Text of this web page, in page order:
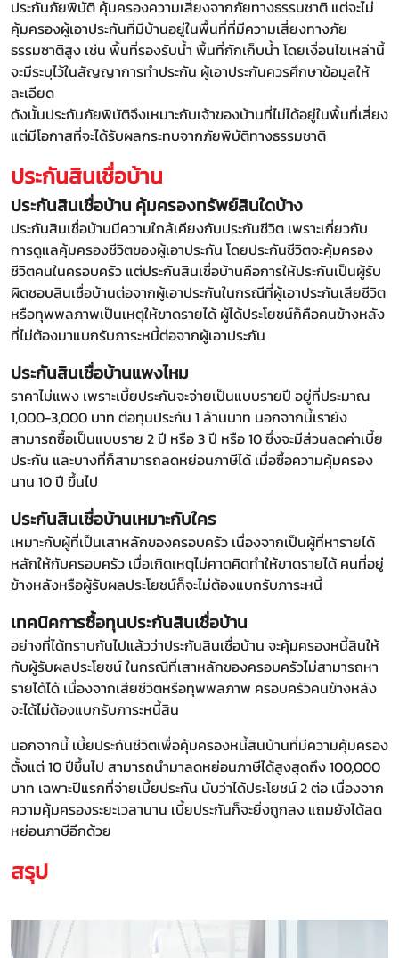
ประกันภัยพิบัติ คุ้มครองความเสี่ยงจากภัยทางธรรมชาติ แต่จะไม่
คุ้มครองผู้เอาประกันที่มีบ้านอยู่ในพื้นที่ที่มีความเสี่ยงทางภัย
ธรรมชาติสูง เช่น พื้นที่รองรับน้ำ พื้นที่กักเก็บน้ำ โดยเงื่อนไขเหล่านี้
จะมีระบุไว้ในสัญญาการทำประกัน ผู้เอาประกันควรศึกษาข้อมูลให้
ละเอียด
ดังนั้นประกันภัยพิบัติจึงเหมาะกับเจ้าของบ้านที่ไม่ได้อยู่ในพื้นที่เสี่ยง
แต่มีโอกาสที่จะได้รับผลกระทบจากภัยพิบัติทางธรรมชาติ
ประกันสินเชื่อบ้าน
ประกันสินเชื่อบ้าน คุ้มครองทรัพย์สินใดบ้าง
ประกันสินเชื่อบ้านมีความใกล้เคียงกับประกันชีวิต เพราะเกี่ยวกับ
การดูแลคุ้มครองชีวิตของผู้เอาประกัน โดยประกันชีวิตจะคุ้มครอง
ชีวิตคนในครอบครัว แต่ประกันสินเชื่อบ้านคือการให้ประกันเป็นผู้รับ
ผิดชอบสินเชื่อบ้านต่อจากผู้เอาประกันในกรณีที่ผู้เอาประกันเสียชีวิต
หรือทุพพลภาพเป็นเหตุให้ขาดรายได้ ผู้ได้ประโยชน์ก็คือคนข้างหลัง
ที่ไม่ต้องมาแบกรับภาระหนี้ต่อจากผู้เอาประกัน
ประกันสินเชื่อบ้านแพงไหม
ราคาไม่แพง เพราะเบี้ยประกันจะจ่ายเป็นแบบรายปี อยู่ที่ประมาณ
1,000-3,000 บาท ต่อทุนประกัน 1 ล้านบาท นอกจากนี้เรายัง
สามารถซื้อเป็นแบบราย 2 ปี หรือ 3 ปี หรือ 10 ซึ่งจะมีส่วนลดค่าเบี้ย
ประกัน และบางที่ก็สามารถลดหย่อนภาษีได้ เมื่อซื้อความคุ้มครอง
นาน 10 ปี ขึ้นไป
ประกันสินเชื่อบ้านเหมาะกับใคร
เหมาะกับผู้ที่เป็นเสาหลักของครอบครัว เนื่องจากเป็นผู้ที่หารายได้
หลักให้กับครอบครัว เมื่อเกิดเหตุไม่คาดคิดทำให้ขาดรายได้ คนที่อยู่
ข้างหลังหรือผู้รับผลประโยชน์ก็จะไม่ต้องแบกรับภาระหนี้
เทคนิคการซื้อทุนประกันสินเชื่อบ้าน
อย่างที่ได้ทราบกันไปแล้วว่าประกันสินเชื่อบ้าน จะคุ้มครองหนี้สินให้
กับผู้รับผลประโยชน์ ในกรณีที่เสาหลักของครอบครัวไม่สามารถหา
รายได้ได้ เนื่องจากเสียชีวิตหรือทุพพลภาพ ครอบครัวคนข้างหลัง
จะได้ไม่ต้องแบกรับภาระหนี้สิน
นอกจากนี้ เบี้ยประกันชีวิตเพื่อคุ้มครองหนี้สินบ้านที่มีความคุ้มครอง
ตั้งแต่ 10 ปีขึ้นไป สามารถนำมาลดหย่อนภาษีได้สูงสุดถึง 100,000
บาท เฉพาะปีแรกที่จ่ายเบี้ยประกัน นับว่าได้ประโยชน์ 2 ต่อ เนื่องจาก
ความคุ้มครองระยะเวลานาน เบี้ยประกันก็จะยิ่งถูกลง แถมยังได้ลด
หย่อนภาษีอีกด้วย
สรุป